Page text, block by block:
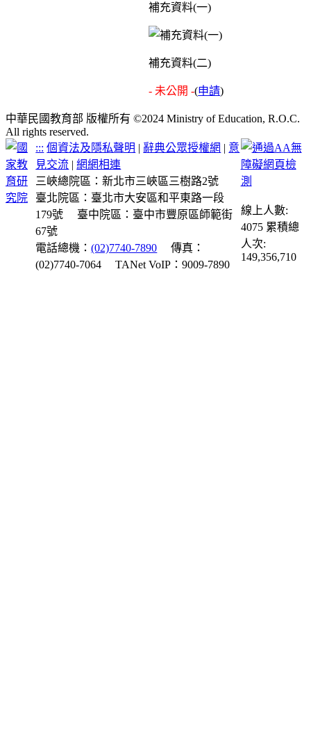
補充資料(一)
補充資料(二)
- 未公開 -(申請)
中華民國教育部 版權所有 ©2024 Ministry of Education, R.O.C.
All rights reserved.
::: 個資法及隱私聲明 | 辭典公眾授權網 | 意
見交流 |網網相連
三峽總院區：新北市三峽區三樹路2號
臺北院區：臺北市大安區和平東路一段
179號
臺中院區：臺中市豐原區師範街
67號
電話總機：(02)7740-7890
傳真：
(02)7740-7064
TANet VoIP：9009-7890
線上人數:
4075 累積總
人次:
149,356,710